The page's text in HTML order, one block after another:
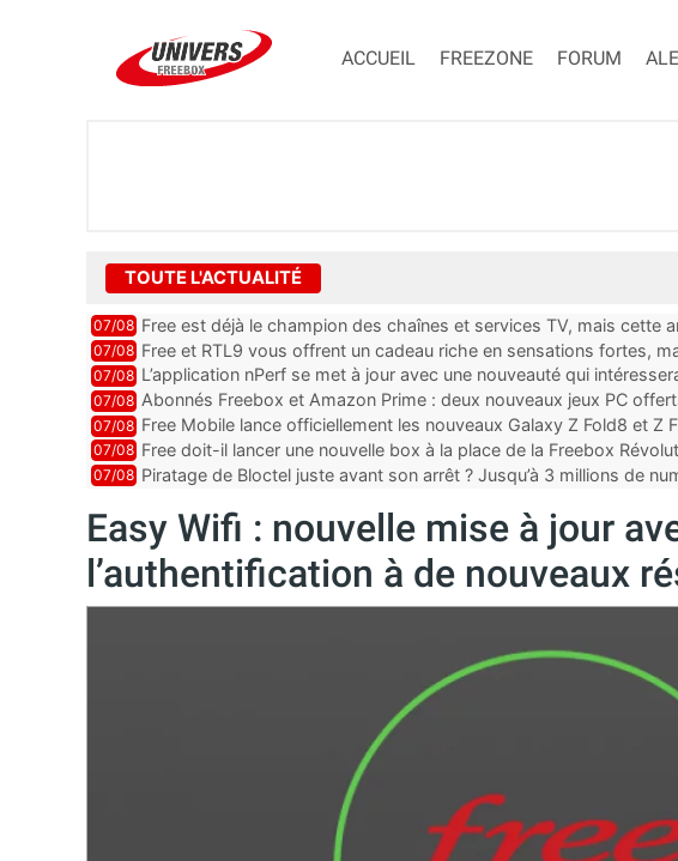
ACCUEIL FREEZONE FORUM
TOUTE L'ACTUALITÉ
07/08 Free est déjà le champion des chaînes et services TV, mais cette
encore au moin...
07/08 Free et RTL9 vous offrent un cadeau riche en sensations fortes,
l’obtenir
07/08 L’application nPerf se met à jour avec une nouveauté qui
Mobile, Orange, SFR ...
07/08 Abonnés Freebox et Amazon Prime : deux nouveaux jeux PC
07/08 Free Mobile lance officiellement les nouveaux Galaxy Z Fold8 et Z
des promos et des cadeaux
07/08 Free doit-il lancer une nouvelle box à la place de la Freebox
07/08 Piratage de Bloctel juste avant son arrêt ? Jusqu’à 3 millions de
Easy Wifi : nouvelle mise à jour
l’authentification à de nouveaux